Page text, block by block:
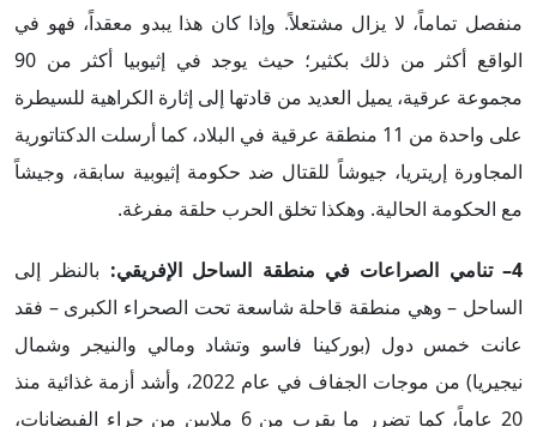
منفصل تماماً، لا يزال مشتعلاً. وإذا كان هذا يبدو معقداً، فهو في
الواقع أكثر من ذلك بكثير؛ حيث يوجد في إثيوبيا أكثر من 90
مجموعة عرقية، يميل العديد من قادتها إلى إثارة الكراهية للسيطرة
على واحدة من 11 منطقة عرقية في البلاد، كما أرسلت الدكتاتورية
المجاورة إريتريا، جيوشاً للقتال ضد حكومة إثيوبية سابقة، وجيشاً
مع الحكومة الحالية. وهكذا تخلق الحرب حلقة مفرغة.
4– تنامي الصراعات في منطقة الساحل الإفريقي:
بالنظر إلى
الساحل – وهي منطقة قاحلة شاسعة تحت الصحراء الكبرى – فقد
عانت خمس دول (بوركينا فاسو وتشاد ومالي والنيجر وشمال
نيجيريا) من موجات الجفاف في عام 2022، وأشد أزمة غذائية منذ
20 عاماً، كما تضرر ما يقرب من 6 ملايين من جراء الفيضانات،